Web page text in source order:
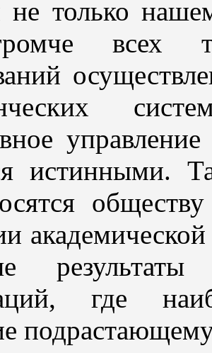
не только
всех
истинными.
где